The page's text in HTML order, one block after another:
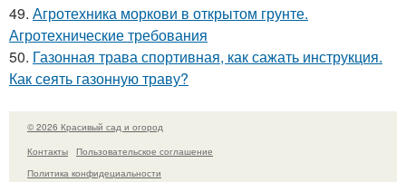
49. Агротехника моркови в открытом грунте.
Агротехнические требования
50. Газонная трава спортивная, как сажать инструкция.
Как сеять газонную траву?
© 2026 Красивый сад и огород
Контакты
Пользовательское соглашение
Политика конфидециальности